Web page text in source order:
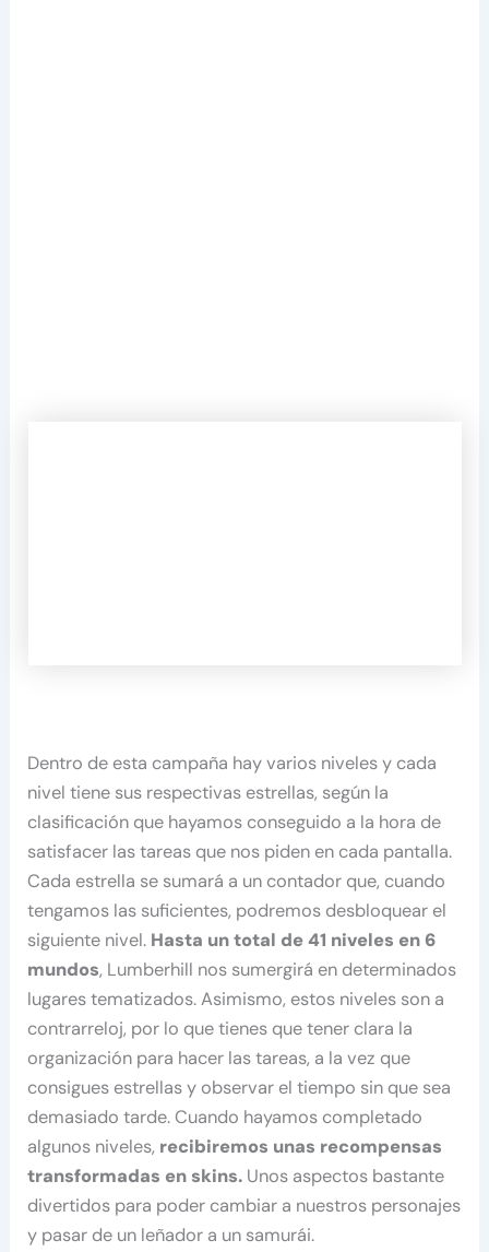
Dentro de esta campaña hay varios niveles y cada
nivel tiene sus respectivas estrellas, según la
clasificación que hayamos conseguido a la hora de
satisfacer las tareas que nos piden en cada pantalla.
Cada estrella se sumará a un contador que, cuando
tengamos las suficientes, podremos desbloquear el
siguiente nivel. Hasta un total de 41 niveles en 6
mundos, Lumberhill nos sumergirá en determinados
lugares tematizados. Asimismo, estos niveles son a
contrarreloj, por lo que tienes que tener clara la
organización para hacer las tareas, a la vez que
consigues estrellas y observar el tiempo sin que sea
demasiado tarde. Cuando hayamos completado
algunos niveles, recibiremos unas recompensas
transformadas en skins. Unos aspectos bastante
divertidos para poder cambiar a nuestros personajes
y pasar de un leñador a un samurái.